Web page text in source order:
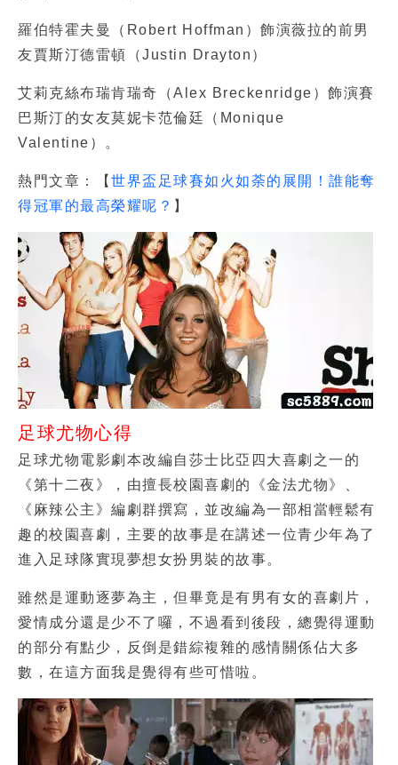
羅伯特霍夫曼（Robert Hoffman）飾演薇拉的前男
友賈斯汀德雷頓（Justin Drayton）
艾莉克絲布瑞肯瑞奇（Alex Breckenridge）飾演賽
巴斯汀的女友莫妮卡范倫廷（Monique
Valentine）。
熱門文章：【 世界盃足球賽如火如荼的展開！誰能奪
得冠軍的最高榮耀呢？ 】
足球尤物心得
足球尤物電影劇本改編自莎士比亞四大喜劇之一的
《第十二夜》，由擅長校園喜劇的《金法尤物》、
《麻辣公主》編劇群撰寫，並改編為一部相當輕鬆有
趣的校園喜劇，主要的故事是在講述一位青少年為了
進入足球隊實現夢想女扮男裝的故事。
雖然是運動逐夢為主，但畢竟是有男有女的喜劇片，
愛情成分還是少不了囉，不過看到後段，總覺得運動
的部分有點少，反倒是錯綜複雜的感情關係佔大多
數，在這方面我是覺得有些可惜啦。